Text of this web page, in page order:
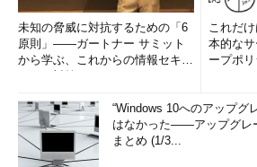
未知の脅威に対抗するための「6
原則」――ガートナー サミット
から学ぶ、これからの情報セキュ
これだ
本的な
ープポ
“Windows 10へのアップグ
はなかった――アップグレ
まとめ (1/3...